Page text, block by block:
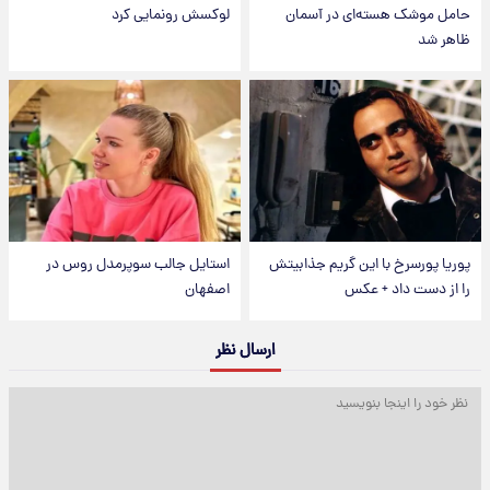
حامل موشک هسته‌ای در آسمان
ظاهر شد
لوکسش رونمایی کرد
پوریا پورسرخ با این گریم جذابیتش
را از دست داد + عکس
استایل جالب سوپرمدل روس در
اصفهان
ارسال نظر